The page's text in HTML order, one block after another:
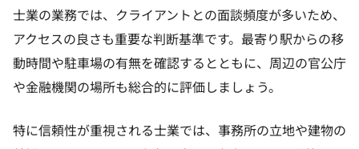
士業の業務では、クライアントとの面談頻度が多いため、
アクセスの良さも重要な判断基準です。最寄り駅からの移
動時間や駐車場の有無を確認するとともに、周辺の官公庁
や金融機関の場所も総合的に評価しましょう。
特に信頼性が重視される士業では、事務所の立地や建物の